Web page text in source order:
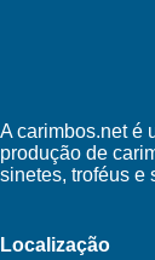
A carimbos.net é
produção de
sinetes, troféus e
Localização